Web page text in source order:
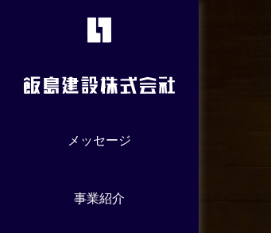
メッセージ
事業紹介